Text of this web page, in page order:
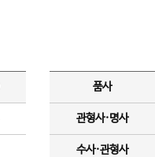
품사
관형사·명사
수사·관형사